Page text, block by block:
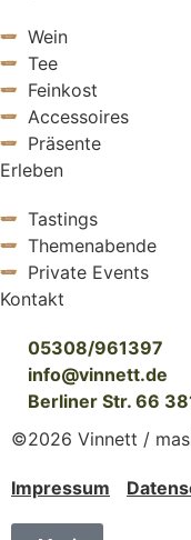
Wein
Tee
Feinkost
Accessoires
Präsente
Erleben
Tastings
Themenabende
Private Events
Kontakt
05308/961397
info@vinnett.de
Berliner Str. 66
©2026 Vinnett /
Impressum